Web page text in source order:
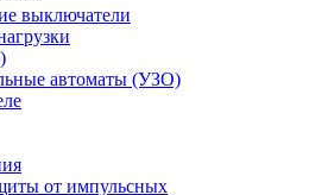
выключатели
автоматы (УЗО)
от импульсных